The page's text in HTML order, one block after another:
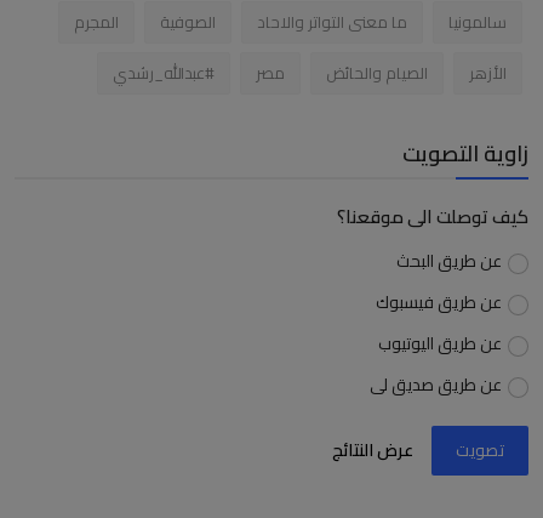
سالمونيا
ما معنى التواتر والاحاد الصوفية
المجرم
الأزهر
الصيام والحائض مصر #عبدالله_رشدي
زاوية التصويت
كيف توصلت الى موقعنا؟
عن طريق البحث
عن طريق فيسبوك
عن طريق اليوتيوب
عن طريق صديق لى
تصويت عرض النتائج